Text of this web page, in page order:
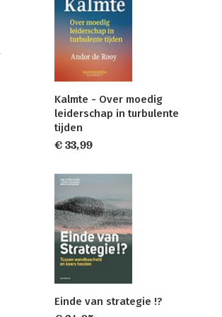
Kalmte - Over moedig
leiderschap in turbulente
tijden
€ 33,99
Einde van strategie !?